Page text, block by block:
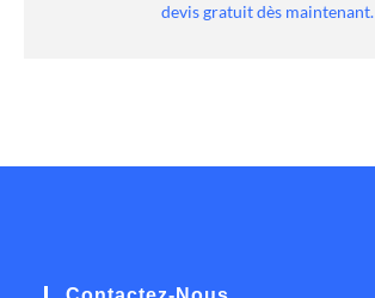
devis gratuit dès maintenant.